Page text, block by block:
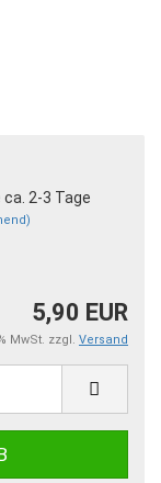
ca. 2-3 Tage
5,90 EUR
MwSt. zzgl. Versand